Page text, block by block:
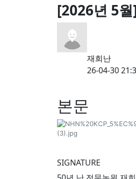
[2026년 5
재희난
26-04-30
본문
SIGNATURE